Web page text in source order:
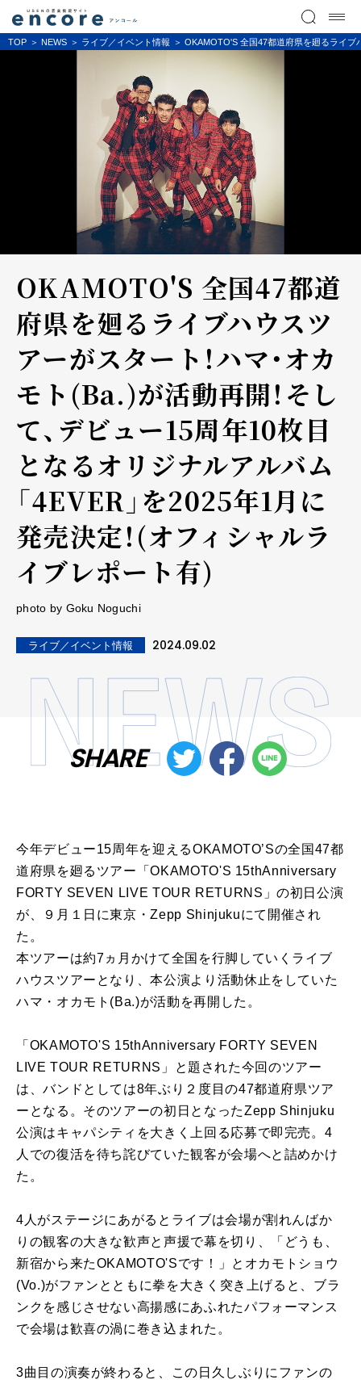
TOP NEWS ライブ／イベント情報 OKAMOTO'S 全国47都道府県を廻るライ
OKAMOTO'S 全国47都道
府県を廻るライブハウスツ
アーがスタート！ハマ・オカ
モト(Ba.)が活動再開！そし
て、デビュー15周年10枚目
となるオリジナルアルバム
「4EVER」を2025年1月に
発売決定！(オフィシャルラ
イブレポート有)
photo by Goku Noguchi
ライブ／イベント情報 2024.09.02
SHARE
今年デビュー15周年を迎えるOKAMOTO’Sの全国47都
道府県を廻るツアー「OKAMOTO'S 15thAnniversary
FORTY SEVEN LIVE TOUR RETURNS」の初日公演
が、９月１日に東京・Zepp Shinjukuにて開催され
た。
本ツアーは約7ヵ月かけて全国を行脚していくライブ
ハウスツアーとなり、本公演より活動休止をしていた
ハマ・オカモト(Ba.)が活動を再開した。
「OKAMOTO'S 15thAnniversary FORTY SEVEN
LIVE TOUR RETURNS」と題された今回のツアー
は、バンドとしては8年ぶり２度目の47都道府県ツア
ーとなる。そのツアーの初日となったZepp Shinjuku
公演はキャパシティを大きく上回る応募で即完売。4
人での復活を待ち詫びていた観客が会場へと詰めかけ
た。
4人がステージにあがるとライブは会場が割れんばか
りの観客の大きな歓声と声援で幕を切り、「どうも、
新宿から来たOKAMOTO'Sです！」とオカモトショウ
(Vo.)がファンとともに拳を大きく突き上げると、ブラ
ンクを感じさせない高揚感にあふれたパフォーマンス
で会場は歓喜の渦に巻き込まれた。
3曲目の演奏が終わると、この日久しぶりにファンの